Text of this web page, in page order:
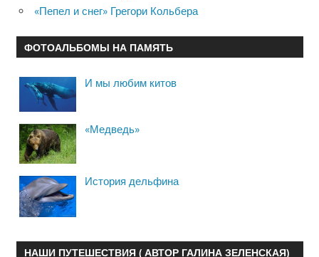
«Пепел и снег» Грегори Кольбера
ФОТОАЛЬБОМЫ НА ПАМЯТЬ
И мы любим китов
«Медведь»
История дельфина
НАШИ ПУТЕШЕСТВИЯ ( АВТОР ГАЛИНА ЗЕЛЕНСКАЯ)